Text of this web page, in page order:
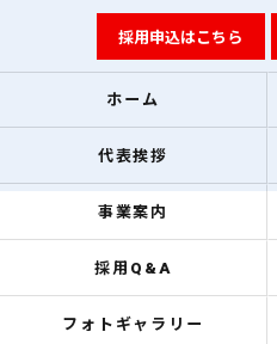
採用申込はこちら
ホーム
代表挨拶
事業案内
採用Q&A
フォトギャラリー